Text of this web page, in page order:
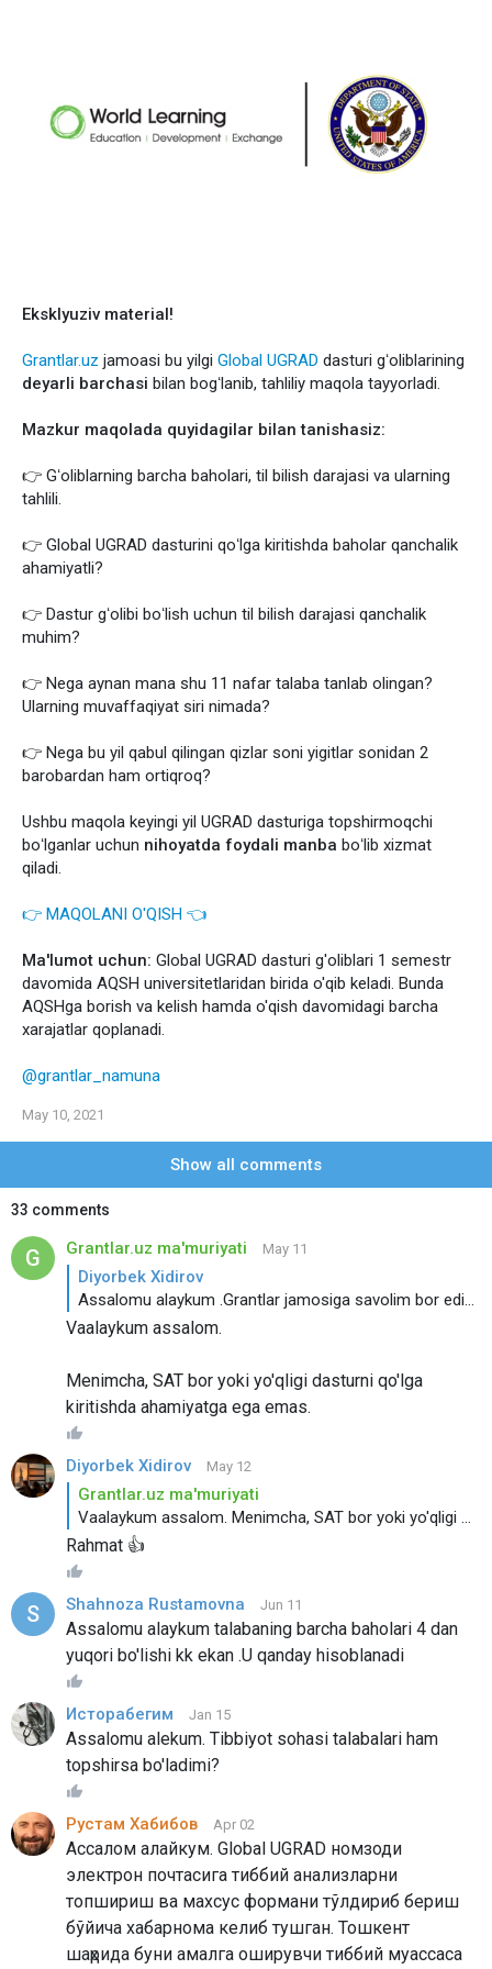
Eksklyuziv material!
Grantlar.uz jamoasi bu yilgi Global UGRAD dasturi gʻoliblarining
deyarli barchasi bilan bogʻlanib, tahliliy maqola tayyorladi.
Mazkur maqolada quyidagilar bilan tanishasiz:
👉 Gʻoliblarning barcha baholari, til bilish darajasi va ularning
tahlili.
👉 Global UGRAD dasturini qoʻlga kiritishda baholar qanchalik
ahamiyatli?
👉 Dastur gʻolibi boʻlish uchun til bilish darajasi qanchalik
muhim?
👉 Nega aynan mana shu 11 nafar talaba tanlab olingan?
Ularning muvaffaqiyat siri nimada?
👉 Nega bu yil qabul qilingan qizlar soni yigitlar sonidan 2
barobardan ham ortiqroq?
Ushbu maqola keyingi yil UGRAD dasturiga topshirmoqchi
boʻlganlar uchun nihoyatda foydali manba boʻlib xizmat
qiladi.
👉 MAQOLANI O'QISH 👈
Ma'lumot uchun: Global UGRAD dasturi g'oliblari 1 semestr
davomida AQSH universitetlaridan birida o'qib keladi. Bunda
AQSHga borish va kelish hamda o'qish davomidagi barcha
xarajatlar qoplanadi.
@grantlar_namuna
May 10, 2021
Show all comments
33 comments
Grantlar.uz ma'muriyati May 11
Diyorbek Xidirov
Assalomu alaykum .Grantlar jamosiga savolim bor edi. SAT imtihonini natijasi Global Ugrad dasturini qo'lga kiritishga yordami tegadimi ?
Vaalaykum assalom.
Menimcha, SAT bor yoki yo'qligi dasturni qo'lga
kiritishda ahamiyatga ega emas.
Diyorbek Xidirov May 12
Grantlar.uz ma'muriyati
Vaalaykum assalom. Menimcha, SAT bor yoki yo'qligi dasturni qo'lga kiritishda ahamiyatga ega emas.
Rahmat 👍
Shahnoza Rustamovna Jun 11
Assalomu alaykum talabaning barcha baholari 4 dan
yuqori bo'lishi kk ekan .U qanday hisoblanadi
Исторабегим Jan 15
Assalomu alekum. Tibbiyot sohasi talabalari ham
topshirsa bo'ladimi?
Рустам Хабибов Apr 02
Ассалом алайкум. Global UGRAD номзоди
электрон почтасига тиббий анализларни
топшириш ва махсус формани тўлдириб бериш
бўйича хабарнома келиб тушган. Тошкент
шаҳрида буни амалга оширувчи тиббий муассаса